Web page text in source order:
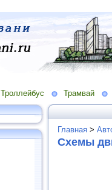
Троллейбус Трамвай
Главная >
Схемы